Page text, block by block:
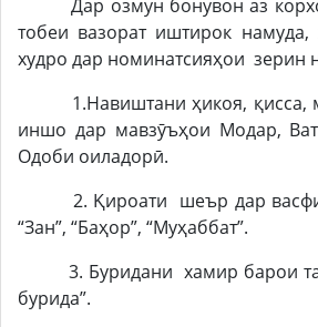
Дар озмун бонувон аз
тобеи вазорат иштирок намуда,
худро дар номинатсияҳои зерин
1.Навиштани ҳикоя, қисса,
иншо дар мавзӯъҳои Модар,
Одоби оиладорӣ.
2. Қироати шеър дар васфи
“Зан”, “Баҳор”, “Муҳаббат”.
3. Буридани хамир барои
бурида”.